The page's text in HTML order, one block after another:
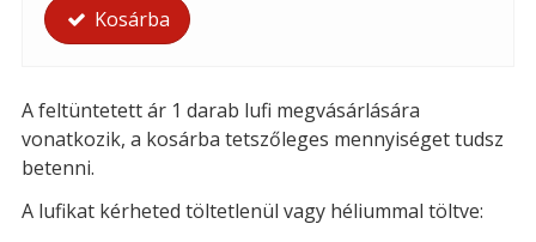
Kosárba
A feltüntetett ár 1 darab lufi megvásárlására
vonatkozik, a kosárba tetszőleges mennyiséget tudsz
betenni.
A lufikat kérheted töltetlenül vagy héliummal töltve: